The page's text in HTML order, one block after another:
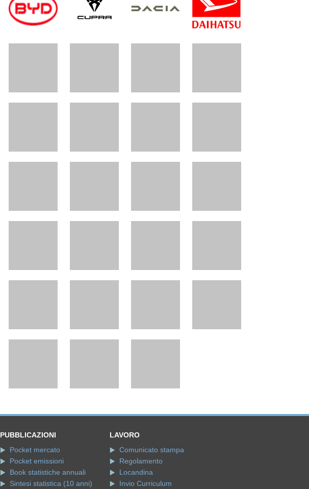
PUBBLICAZIONI
Pocket mercato
Pocket emissioni
Book statistiche annuali
Sintesi statistica (10 anni)
LAVORO
Comunicato stampa
Regolamento
Locandina
Invio Curriculum